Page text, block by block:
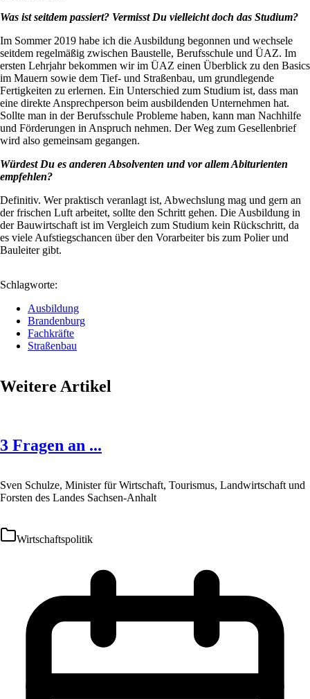
Was ist seitdem passiert? Vermisst Du vielleicht doch das Studium?
Im Sommer 2019 habe ich die Ausbildung begonnen und wechsele
seitdem regelmäßig zwischen Baustelle, Berufsschule und ÜAZ. Im
ersten Lehrjahr bekommen wir im ÜAZ einen Überblick zu den Basics
im Mauern sowie dem Tief- und Straßenbau, um grundlegende
Fertigkeiten zu erlernen. Ein Unterschied zum Studium ist, dass man
eine direkte Ansprechperson beim ausbildenden Unternehmen hat.
Sollte man in der Berufsschule Probleme haben, kann man Nachhilfe
und Förderungen in Anspruch nehmen. Der Weg zum Gesellenbrief
wird also gemeinsam gegangen.
Würdest Du es anderen Absolventen und vor allem Abiturienten
empfehlen?
Definitiv. Wer praktisch veranlagt ist, Abwechslung mag und gern an
der frischen Luft arbeitet, sollte den Schritt gehen. Die Ausbildung in
der Bauwirtschaft ist im Vergleich zum Studium kein Rückschritt, da
es viele Aufstiegschancen über den Vorarbeiter bis zum Polier und
Bauleiter gibt.
Schlagworte:
Ausbildung
Brandenburg
Fachkräfte
Straßenbau
Weitere Artikel
3 Fragen an ...
Sven Schulze, Minister für Wirtschaft, Tourismus, Landwirtschaft und
Forsten des Landes Sachsen-Anhalt
Wirtschaftspolitik